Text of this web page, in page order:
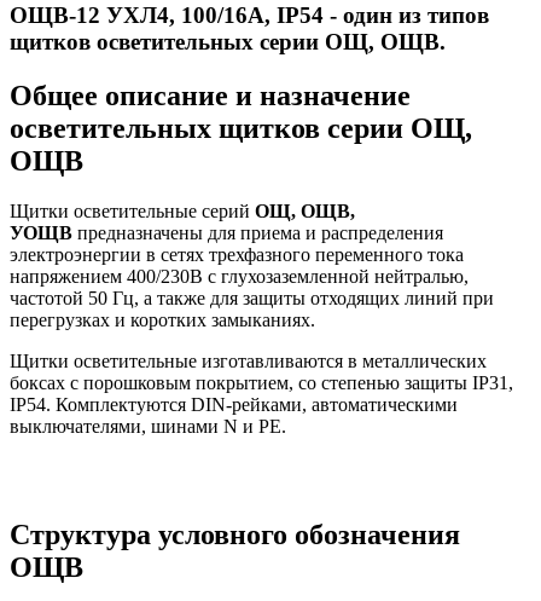
ОЩВ-12 УХЛ4, 100/16А, IP54 - один из типов
щитков осветительных серии ОЩ, ОЩВ.
Общее описание и назначение
осветительных щитков серии ОЩ,
ОЩВ
Щитки осветительные серий ОЩ, ОЩВ,
УОЩВ предназначены для приема и распределения
электроэнергии в сетях трехфазного переменного тока
напряжением 400/230В с глухозаземленной нейтралью,
частотой 50 Гц, а также для защиты отходящих линий при
перегрузках и коротких замыканиях.
Щитки осветительные изготавливаются в металлических
боксах с порошковым покрытием, со степенью защиты IP31,
IP54. Комплектуются DIN-рейками, автоматическими
выключателями, шинами N и PE.
Структура условного обозначения
ОЩВ